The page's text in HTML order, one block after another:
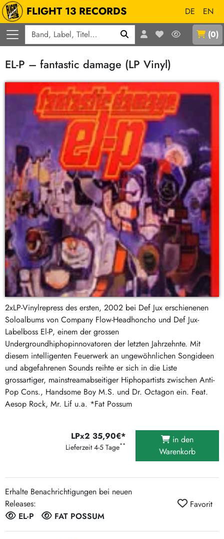
FLIGHT 13 RECORDS DE
EN
(0)
EL-P – fantastic damage (LP Vinyl)
2xLP-Vinylrepress des ersten, 2002 bei Def Jux erschienenen
Soloalbums von Company Flow-Headhoncho und Def Jux-
Labelboss El-P, einem der grossen
Undergroundhiphopinnovatoren der letzten Jahrzehnte. Mit
diesem intelligenten Feuerwerk an ungewöhnlichen Songideen
und abgefahrenen Sounds reihte er sich in die Liste
grossartiger, mainstreamabseitiger Hiphopartists zwischen Anti-
Pop Cons., Handsome Boy M.S. und Dr. Octagon ein. Feat.
Aesop Rock, Mr. Lif u.a. *Fat Possum
LPx2 35,90€*
Lieferzeit 4-5 Tage**
in den
Warenkorb
Erhalte Benachrichtigungen bei neuen
Releases:
EL-P
FAT POSSUM
Favorit